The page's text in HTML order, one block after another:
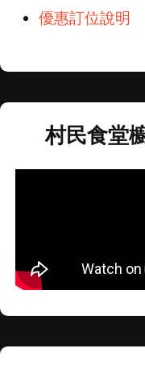
優惠訂位說明
村民食堂